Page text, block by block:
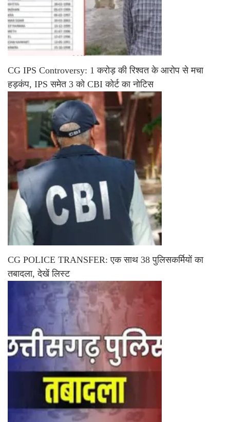
CG IPS Controversy: 1 करोड़ की रिश्वत के आरोप से मचा
हड़कंप, IPS समेत 3 को CBI कोर्ट का नोटिस
CG POLICE TRANSFER: एक साथ 38 पुलिसकर्मियों का
तबादला, देखें लिस्ट